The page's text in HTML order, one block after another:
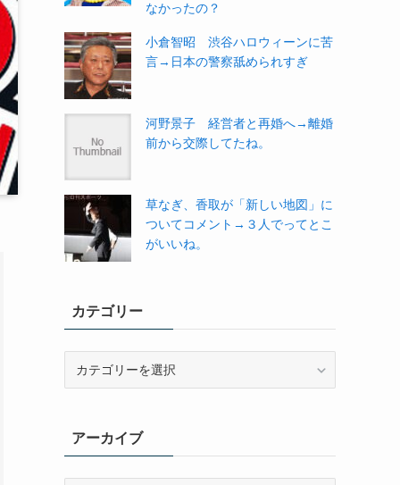
なかったの？
小倉智昭 渋谷ハロウィーンに苦
言→日本の警察舐められすぎ
河野景子 経営者と再婚へ→離婚
前から交際してたね。
草なぎ、香取が「新しい地図」に
ついてコメント→３人でってとこ
がいいね。
カテゴリー
ーアーカイブ